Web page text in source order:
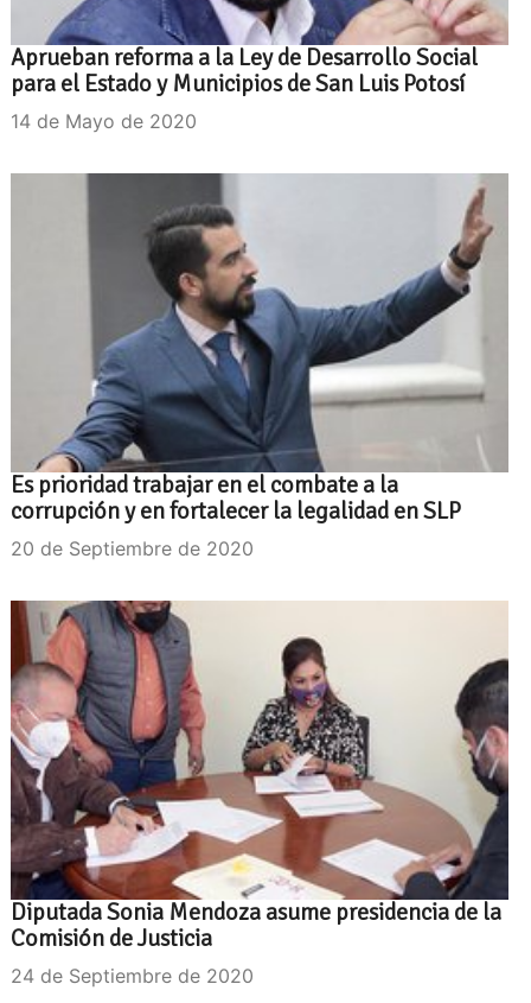
Aprueban reforma a la Ley de Desarrollo Social
para el Estado y Municipios de San Luis Potosí
14 de Mayo de 2020
Es prioridad trabajar en el combate a la
corrupción y en fortalecer la legalidad en SLP
20 de Septiembre de 2020
Diputada Sonia Mendoza asume presidencia de la
Comisión de Justicia
24 de Septiembre de 2020